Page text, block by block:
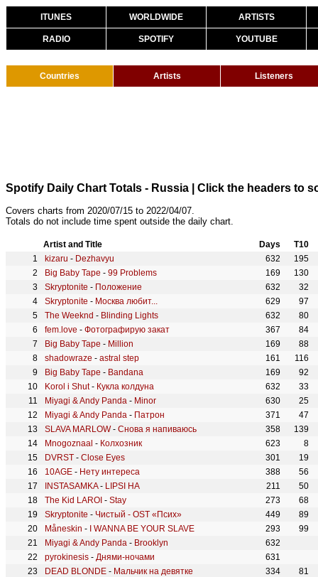
ITUNES WORLDWIDE ARTISTS
RADIO SPOTIFY YOUTUBE
Countries Artists Listeners
Spotify Daily Chart Totals - Russia | Click the headers to
Covers charts from 2020/07/15 to 2022/04/07.
Totals do not include time spent outside the daily chart.
Artist and Title Days
T10
kizaru - Dezhavyu 632
195
Big Baby Tape - 99 Problems 169
130
Skryptonite - Положение 632
32
Skryptonite - Москва любит... 629
97
The Weeknd - Blinding Lights 632
80
fem.love - Фотографирую закат 367
84
Big Baby Tape - Million 169
88
shadowraze - astral step 161
116
Big Baby Tape - Bandana 169
92
Korol i Shut- Кукла колдуна 632
33
Miyagi & Andy Panda - Minor 630
25
Miyagi & Andy Panda - Патрон 371
47
SLAVA MARLOW- Снова я напиваюсь 358
139
Mnogoznaal - Колхозник 623
8
DVRST - Close Eyes 301
19
10AGE - Нету интереса 388
56
INSTASAMKA- LIPSI HA 211
50
The Kid LAROI - Stay 273
68
Skryptonite - Чистый - OST «Псих» 449
89
Måneskin - I WANNA BE YOUR SLAVE 293
99
Miyagi & Andy Panda - Brooklyn
632
pyrokinesis - Днями-ночами
631
DEAD BLONDE - Мальчик на девятке 334
81